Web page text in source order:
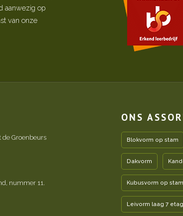
aanwezig op
van onze
de Groenbeurs
nummer 11.
ONS
Blokvorm op stam
Dakvorm
Kubusvorm op stam
Leivorm laag 7